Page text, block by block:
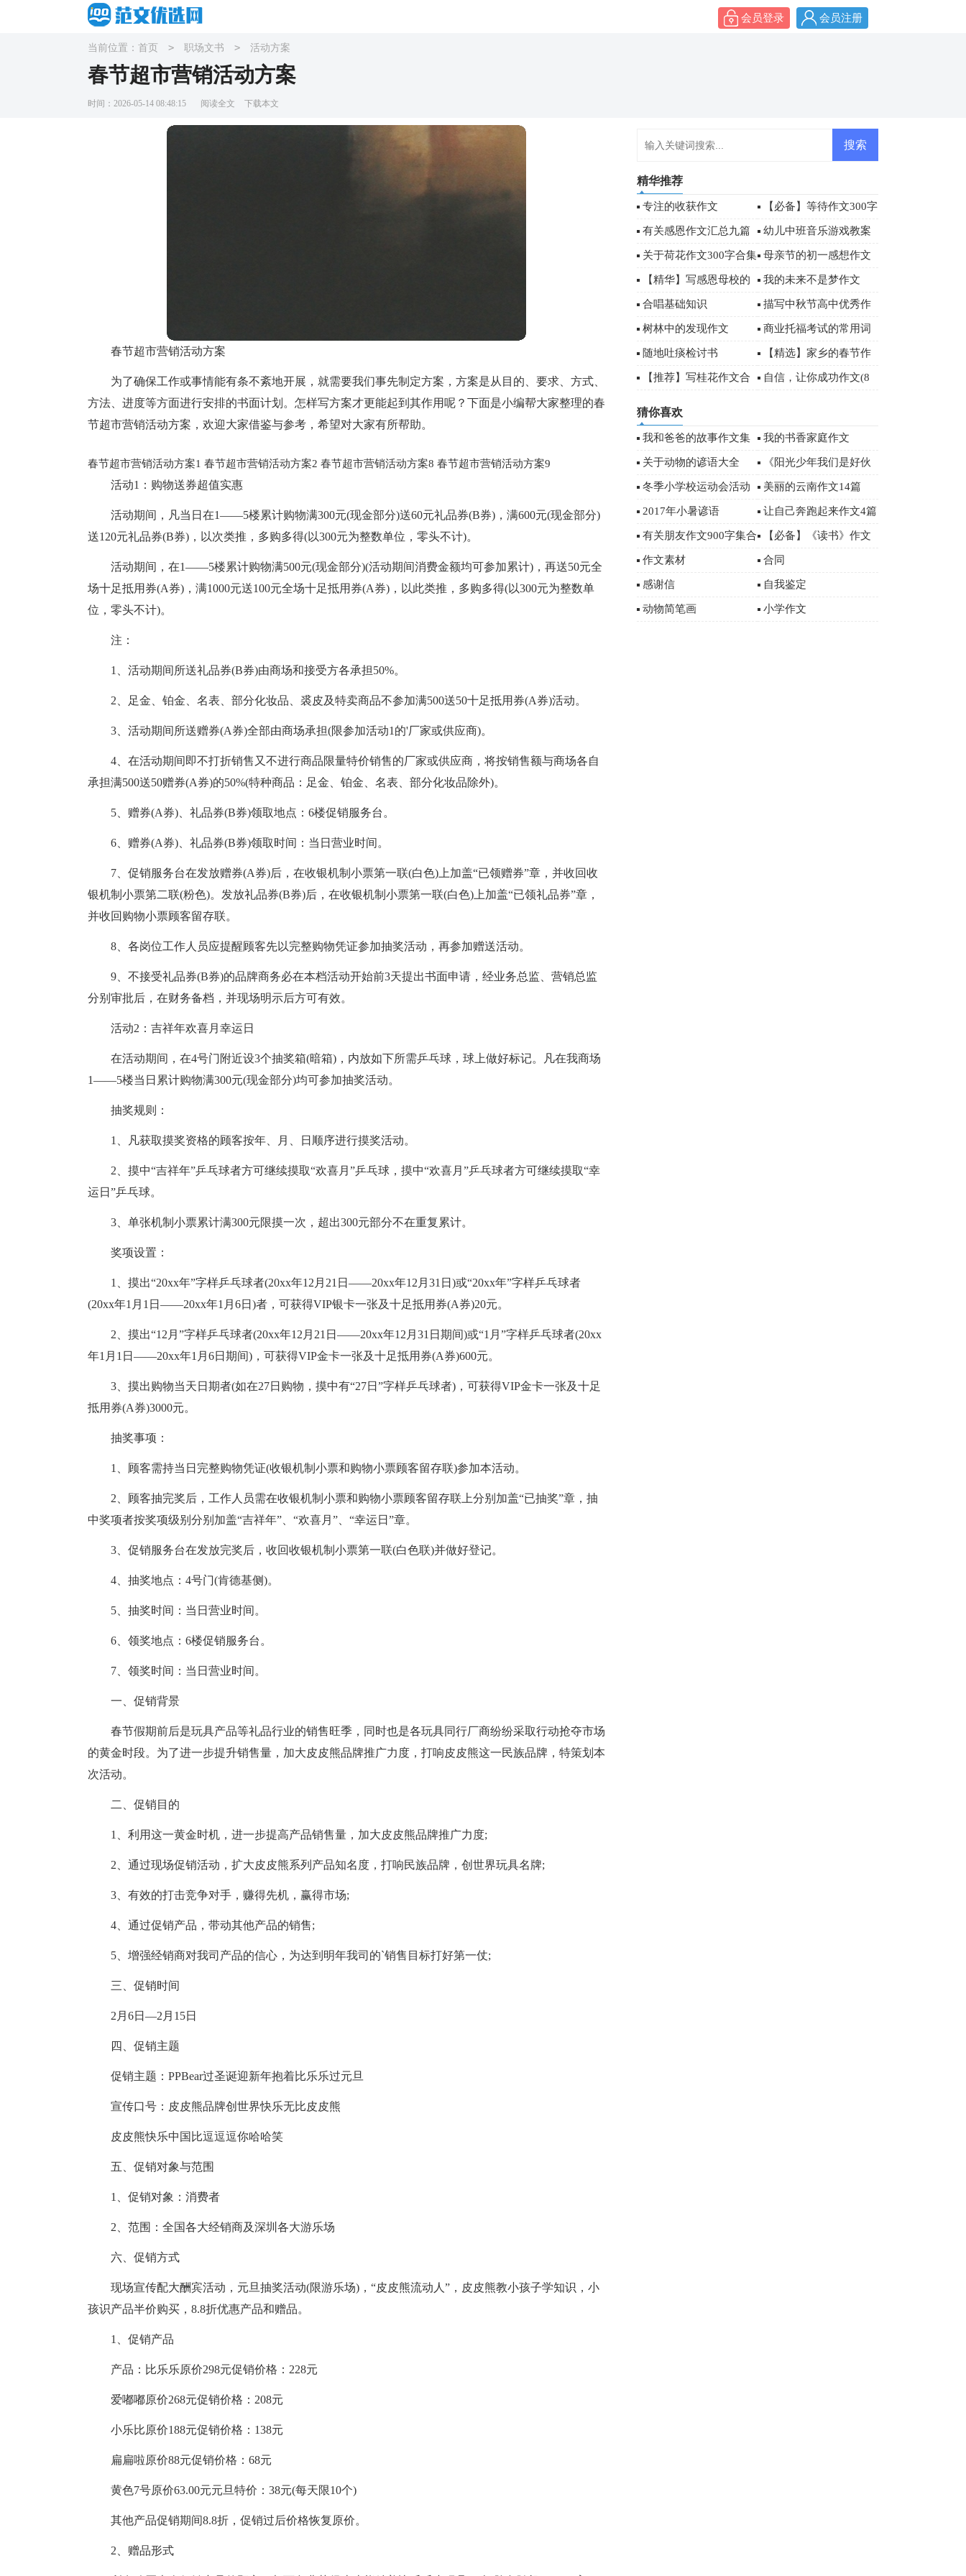
会员登录 会员注册
当前位置： 首页 > 职场文书 > 活动方案
春节超市营销活动方案
时间：2026-05-14 08:48:15 阅读全文 下载本文
春节超市营销活动方案
为了确保工作或事情能有条不紊地开展，就需要我们事先制定方案，方案是从目的、要求、方式、
方法、进度等方面进行安排的书面计划。怎样写方案才更能起到其作用呢？下面是小编帮大家整理的春
节超市营销活动方案，欢迎大家借鉴与参考，希望对大家有所帮助。
春节超市营销活动方案1
活动1：购物送券超值实惠
活动期间，凡当日在1——5楼累计购物满300元(现金部分)送60元礼品券(B券)，满600元(现金部分)
送120元礼品券(B券)，以次类推，多购多得(以300元为整数单位，零头不计)。
活动期间，在1——5楼累计购物满500元(现金部分)(活动期间消费金额均可参加累计)，再送50元全
场十足抵用券(A券)，满1000元送100元全场十足抵用券(A券)，以此类推，多购多得(以300元为整数单
位，零头不计)。
注：
1、活动期间所送礼品券(B券)由商场和接受方各承担50%。
2、足金、铂金、名表、部分化妆品、裘皮及特卖商品不参加满500送50十足抵用券(A券)活动。
3、活动期间所送赠券(A券)全部由商场承担(限参加活动1的'厂家或供应商)。
4、在活动期间即不打折销售又不进行商品限量特价销售的厂家或供应商，将按销售额与商场各自
承担满500送50赠券(A券)的50%(特种商品：足金、铂金、名表、部分化妆品除外)。
5、赠券(A券)、礼品券(B券)领取地点：6楼促销服务台。
6、赠券(A券)、礼品券(B券)领取时间：当日营业时间。
7、促销服务台在发放赠券(A券)后，在收银机制小票第一联(白色)上加盖“已领赠券”章，并收回收
银机制小票第二联(粉色)。发放礼品券(B券)后，在收银机制小票第一联(白色)上加盖“已领礼品券”章，
并收回购物小票顾客留存联。
8、各岗位工作人员应提醒顾客先以完整购物凭证参加抽奖活动，再参加赠送活动。
9、不接受礼品券(B券)的品牌商务必在本档活动开始前3天提出书面申请，经业务总监、营销总监
分别审批后，在财务备档，并现场明示后方可有效。
活动2：吉祥年欢喜月幸运日
在活动期间，在4号门附近设3个抽奖箱(暗箱)，内放如下所需乒乓球，球上做好标记。凡在我商场
1——5楼当日累计购物满300元(现金部分)均可参加抽奖活动。
抽奖规则：
1、凡获取摸奖资格的顾客按年、月、日顺序进行摸奖活动。
2、摸中“吉祥年”乒乓球者方可继续摸取“欢喜月”乒乓球，摸中“欢喜月”乒乓球者方可继续摸取“幸
运日”乒乓球。
3、单张机制小票累计满300元限摸一次，超出300元部分不在重复累计。
奖项设置：
1、摸出“20xx年”字样乒乓球者(20xx年12月21日——20xx年12月31日)或“20xx年”字样乒乓球者
(20xx年1月1日——20xx年1月6日)者，可获得VIP银卡一张及十足抵用券(A券)20元。
2、摸出“12月”字样乒乓球者(20xx年12月21日——20xx年12月31日期间)或“1月”字样乒乓球者(20xx
年1月1日——20xx年1月6日期间)，可获得VIP金卡一张及十足抵用券(A券)600元。
3、摸出购物当天日期者(如在27日购物，摸中有“27日”字样乒乓球者)，可获得VIP金卡一张及十足
抵用券(A券)3000元。
抽奖事项：
1、顾客需持当日完整购物凭证(收银机制小票和购物小票顾客留存联)参加本活动。
2、顾客抽完奖后，工作人员需在收银机制小票和购物小票顾客留存联上分别加盖“已抽奖”章，抽
中奖项者按奖项级别分别加盖“吉祥年”、“欢喜月”、“幸运日”章。
3、促销服务台在发放完奖后，收回收银机制小票第一联(白色联)并做好登记。
4、抽奖地点：4号门(肯德基侧)。
5、抽奖时间：当日营业时间。
6、领奖地点：6楼促销服务台。
7、领奖时间：当日营业时间。
春节超市营销活动方案2
一、促销背景
春节假期前后是玩具产品等礼品行业的销售旺季，同时也是各玩具同行厂商纷纷采取行动抢夺市场
的黄金时段。为了进一步提升销售量，加大皮皮熊品牌推广力度，打响皮皮熊这一民族品牌，特策划本
次活动。
二、促销目的
1、利用这一黄金时机，进一步提高产品销售量，加大皮皮熊品牌推广力度;
2、通过现场促销活动，扩大皮皮熊系列产品知名度，打响民族品牌，创世界玩具名牌;
3、有效的打击竞争对手，赚得先机，赢得市场;
4、通过促销产品，带动其他产品的销售;
5、增强经销商对我司产品的信心，为达到明年我司的`销售目标打好第一仗;
三、促销时间
2月6日—2月15日
四、促销主题
促销主题：PPBear过圣诞迎新年抱着比乐乐过元旦
宣传口号：皮皮熊品牌创世界快乐无比皮皮熊
皮皮熊快乐中国比逗逗逗你哈哈笑
五、促销对象与范围
1、促销对象：消费者
2、范围：全国各大经销商及深圳各大游乐场
六、促销方式
现场宣传配大酬宾活动，元旦抽奖活动(限游乐场)，“皮皮熊流动人”，皮皮熊教小孩子学知识，小
孩识产品半价购买，8.8折优惠产品和赠品。
1、促销产品
产品：比乐乐原价298元促销价格：228元
爱嘟嘟原价268元促销价格：208元
小乐比原价188元促销价格：138元
扁扁啦原价88元促销价格：68元
黄色7号原价63.00元元旦特价：38元(每天限10个)
其他产品促销期间8.8折，促销过后价格恢复原价。
2、赠品形式
春节超市营销活动方案8 春节超市营销活动方案9
精华推荐
专注的收获作文 【必备】等待作文300字
4篇
有关感恩作文汇总九篇 幼儿中班音乐游戏教案
关于荷花作文300字合集
九篇
母亲节的初一感想作文
（精选30篇）
【精华】写感恩母校的
作文500字汇总五篇
我的未来不是梦作文
【热】
合唱基础知识 描写中秋节高中优秀作
文3篇
树林中的发现作文 商业托福考试的常用词
汇
随地吐痰检讨书 【精选】家乡的春节作
文500字八篇
【推荐】写桂花作文合 自信，让你成功作文(8
猜你喜欢
我和爸爸的故事作文集
锦15篇
我的书香家庭作文
关于动物的谚语大全 《阳光少年我们是好伙
伴》优秀作文
冬季小学校运动会活动
总结范文（通用5篇）
美丽的云南作文14篇
2017年小暑谚语 让自己奔跑起来作文4篇
有关朋友作文900字集合
五篇
【必备】《读书》作文
500字汇编五篇
作文素材 合同
感谢信 自我鉴定
动物简笔画 小学作文